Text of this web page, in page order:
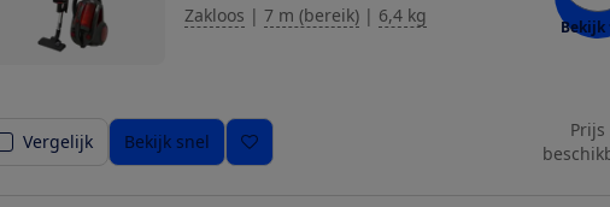
Zakloos | 7 m (bereik) | 6,4 kg
Bekijk
Vergelijk Bekijk snel